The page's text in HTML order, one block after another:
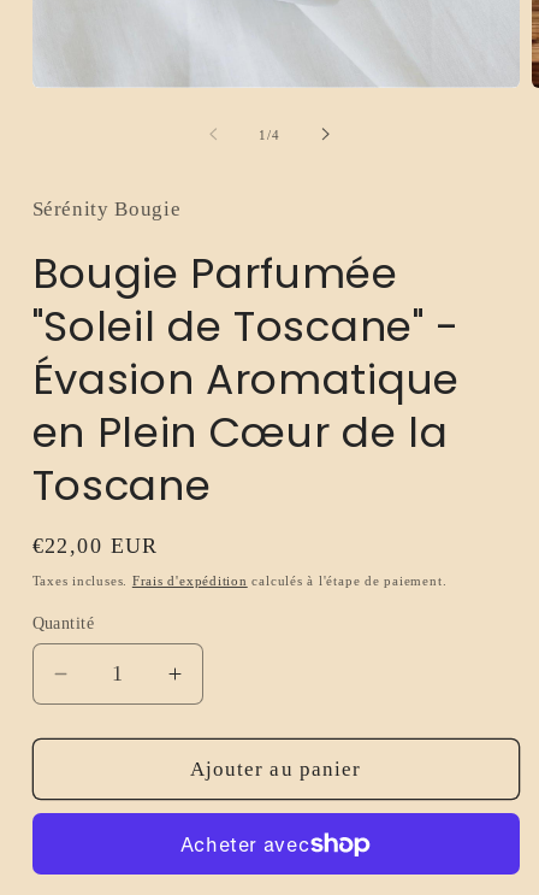
fenêtre
1/de
4
Sérénity Bougie
Bougie Parfumée
"Soleil de Toscane" -
Évasion Aromatique
en Plein Cœur de la
Toscane
Prix
habituel
€22,00 EUR
Taxes incluses. Frais d'expédition calculés à l'étape de paiement.
Quantité
Réduire
la
quantité
Bougie
&quot;Soleil
de
Augmenter
la
quantité
de
Bougie
&quot;Soleil
de
Ajouter au panier